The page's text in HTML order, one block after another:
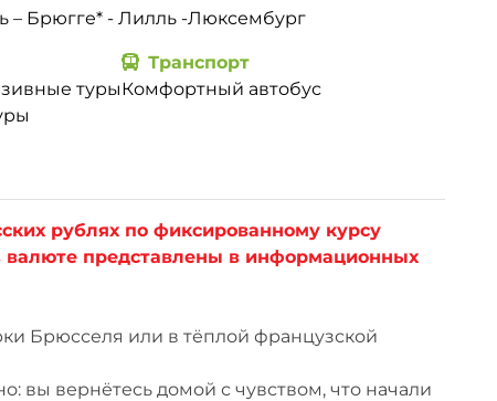
– Брюгге* - Лилль -Люксембург
туры
Транспорт
Комфортный автобус
рублях по фиксированному курсу
представлены в информационных
Брюсселя или в тёплой французской
вы вернётесь домой с чувством, что начали